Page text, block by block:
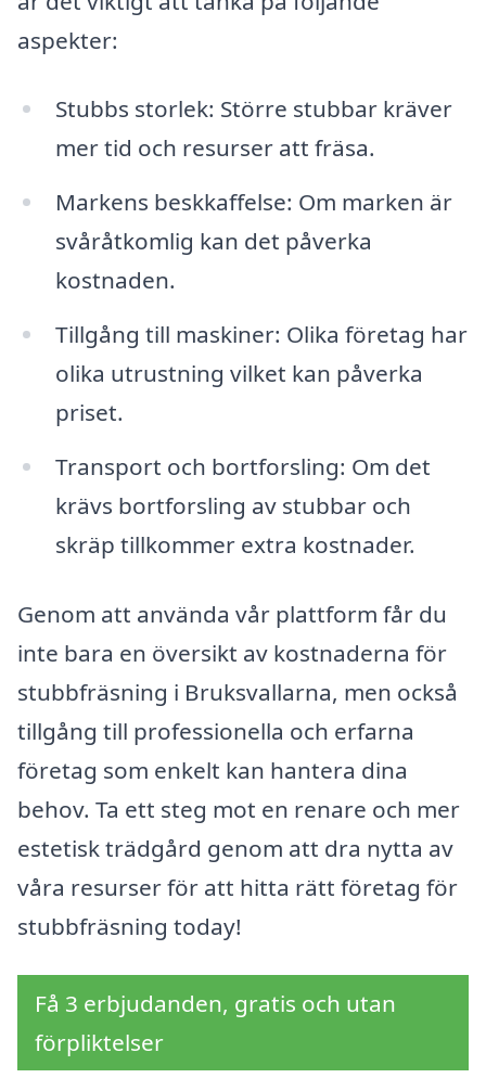
aspekter:
Stubbs storlek: Större stubbar kräver
mer tid och resurser att fräsa.
Markens beskkaffelse: Om marken är
svåråtkomlig kan det påverka
kostnaden.
Tillgång till maskiner: Olika företag har
olika utrustning vilket kan påverka
priset.
Transport och bortforsling: Om det
krävs bortforsling av stubbar och
skräp tillkommer extra kostnader.
Genom att använda vår plattform får du
inte bara en översikt av kostnaderna för
stubbfräsning i Bruksvallarna, men också
tillgång till professionella och erfarna
företag som enkelt kan hantera dina
behov. Ta ett steg mot en renare och mer
estetisk trädgård genom att dra nytta av
våra resurser för att hitta rätt företag för
stubbfräsning today!
Få 3 erbjudanden, gratis och utan
förpliktelser